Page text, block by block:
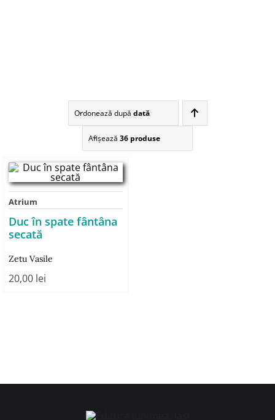
Ordonează după dată
Afişează 36 produse
Atrium
Duc în spate fântâna
secată
Zetu Vasile
20,00 lei